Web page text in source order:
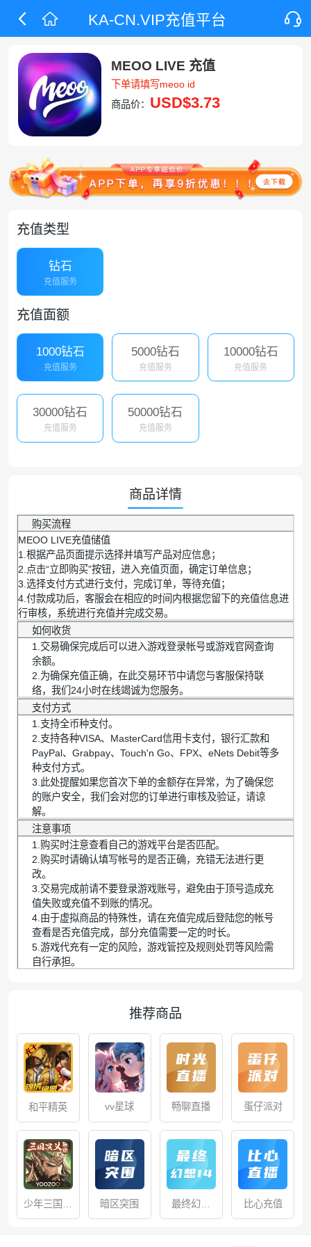
KA-CN.VIP充值平台
MEOO LIVE 充值
下单请填写meoo id
商品价： USD$3.73
充值类型
钻石
充值服务
充值面额
1000钻石
充值服务
5000钻石
充值服务
10000钻石
充值服务
30000钻石
充值服务
50000钻石
充值服务
商品详情
购买流程
MEOO LIVE充值储值
1.根据产品页面提示选择并填写产品对应信息；
2.点击“立即购买”按钮，进入充值页面，确定订单信息；
3.选择支付方式进行支付，完成订单，等待充值；
4.付款成功后，客服会在相应的时间内根据您留下的充值信息进
行审核，系统进行充值并完成交易。
如何收货
1.交易确保完成后可以进入游戏登录帐号或游戏官网查询
余额。
2.为确保充值正确，在此交易环节中请您与客服保持联
络，我们24小时在线竭诚为您服务。
支付方式
1.支持全币种支付。
2.支持各种VISA、MasterCard信用卡支付，银行汇款和
PayPal、Grabpay、Touch'n Go、FPX、eNets Debit等多
种支付方式。
3.此处提醒如果您首次下单的金额存在异常，为了确保您
的账户安全，我们会对您的订单进行审核及验证，请谅
解。
注意事项
1.购买时注意查看自己的游戏平台是否匹配。
2.购买时请确认填写帐号的是否正确，充错无法进行更
改。
3.交易完成前请不要登录游戏账号，避免由于顶号造成充
值失败或充值不到账的情况。
4.由于虚拟商品的特殊性，请在充值完成后登陆您的帐号
查看是否充值完成，部分充值需要一定的时长。
5.游戏代充有一定的风险，游戏管控及规则处罚等风险需
自行承担。
推荐商品
和平精英 vv星球 畅聊直播 蛋仔派对
少年三国志
手游
暗区突围
最终幻想
比心充值